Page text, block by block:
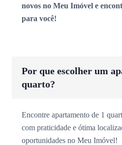
novos no Meu Imóvel e
para você!
Por que escolher um
quarto?
Encontre apartamento de 1
com praticidade e ótima
oportunidades no Meu Imóvel!